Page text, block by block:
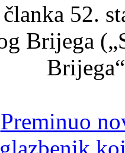
52.
Brijega